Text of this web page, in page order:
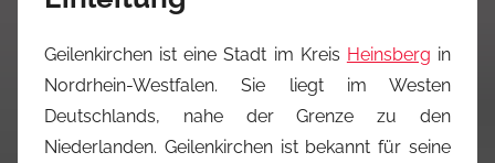
Geilenkirchen ist eine Stadt im Kreis Heinsberg in
Nordrhein-Westfalen. Sie liegt im Westen
Deutschlands, nahe der Grenze zu den
Niederlanden. Geilenkirchen ist bekannt für seine